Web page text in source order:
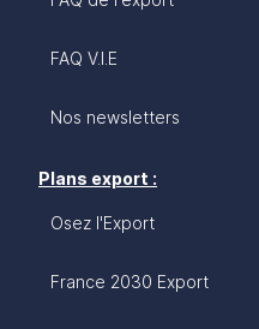
FAQ V.I.E
Nos newsletters
Plans export :
Osez l'Export
France 2030 Export